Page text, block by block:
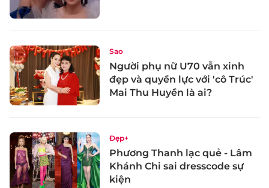
Sao
Người phụ nữ U70 vẫn xinh
đẹp và quyền lực với 'cô Trúc'
Mai Thu Huyền là ai?
Đẹp+
Phương Thanh lạc quẻ - Lâm
Khánh Chi sai dresscode sự
kiện